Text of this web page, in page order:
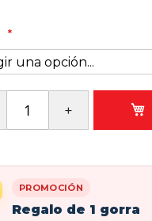
PROMOCIÓN
Regalo de 1 gorra